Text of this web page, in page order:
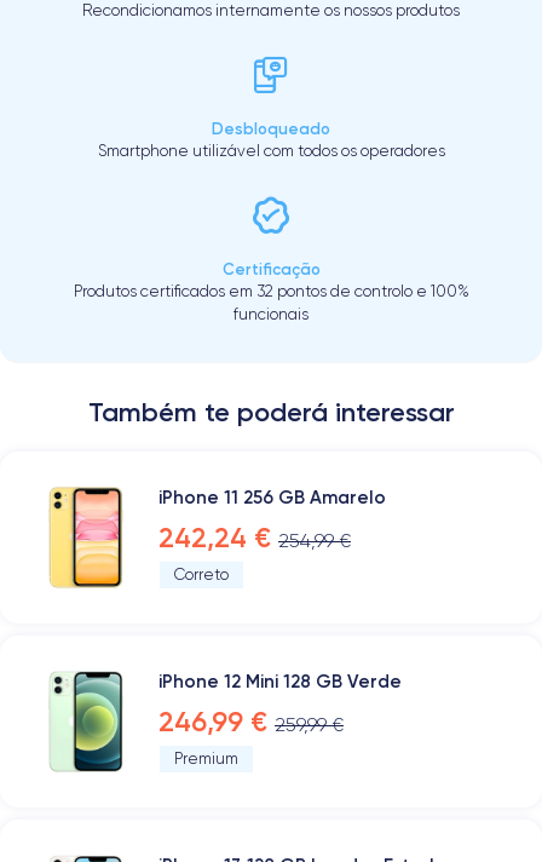
Recondicionamos internamente os nossos produtos
Desbloqueado
Smartphone utilizável com todos os operadores
Certificação
Produtos certificados em 32 pontos de controlo e 100%
funcionais
Também te poderá interessar
iPhone 11 256 GB Amarelo
242,24 € 254,99 €
Correto
iPhone 12 Mini 128 GB Verde
246,99 € 259,99 €
Premium